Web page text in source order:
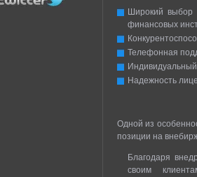
Широкий выбор
финансовых
Телефонная
Надежность
Одной из
позиции на
Благодаря
своим